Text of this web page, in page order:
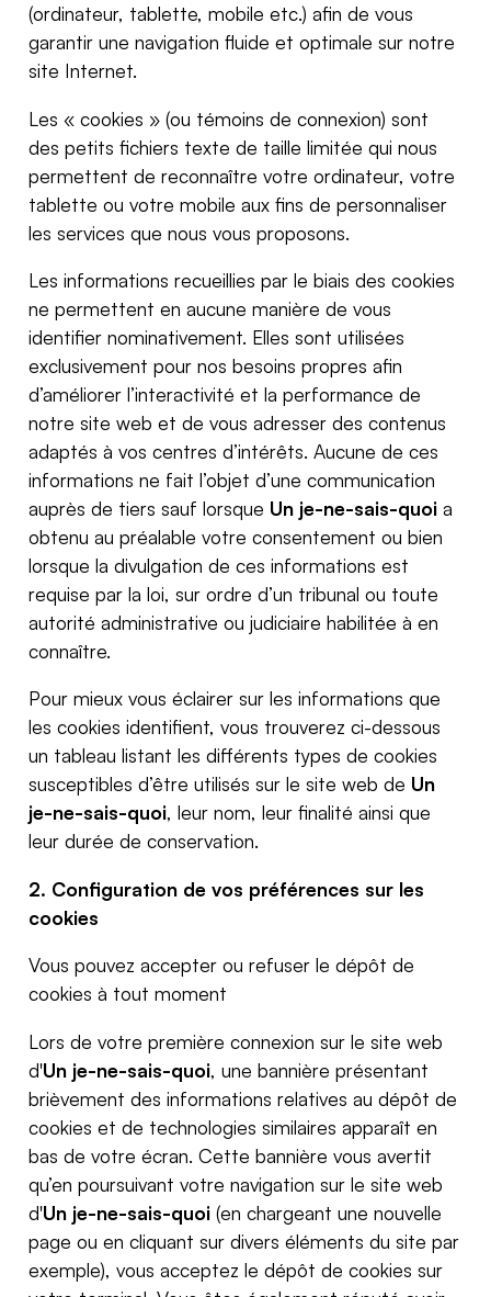
(ordinateur, tablette, mobile etc.) afin de vous
garantir une navigation fluide et optimale sur notre
site Internet.
Les « cookies » (ou témoins de connexion) sont
des petits fichiers texte de taille limitée qui nous
permettent de reconnaître votre ordinateur, votre
tablette ou votre mobile aux fins de personnaliser
les services que nous vous proposons.
Les informations recueillies par le biais des cookies
ne permettent en aucune manière de vous
identifier nominativement. Elles sont utilisées
exclusivement pour nos besoins propres afin
d’améliorer l’interactivité et la performance de
notre site web et de vous adresser des contenus
adaptés à vos centres d’intérêts. Aucune de ces
informations ne fait l’objet d’une communication
auprès de tiers sauf lorsque Un je-ne-sais-quoi a
obtenu au préalable votre consentement ou bien
lorsque la divulgation de ces informations est
requise par la loi, sur ordre d’un tribunal ou toute
autorité administrative ou judiciaire habilitée à en
connaître.
Pour mieux vous éclairer sur les informations que
les cookies identifient, vous trouverez ci-dessous
un tableau listant les différents types de cookies
susceptibles d’être utilisés sur le site web de Un
je-ne-sais-quoi, leur nom, leur finalité ainsi que
leur durée de conservation.
2. Configuration de vos préférences sur les
cookies
Vous pouvez accepter ou refuser le dépôt de
cookies à tout moment
Lors de votre première connexion sur le site web
d'Un je-ne-sais-quoi, une bannière présentant
brièvement des informations relatives au dépôt de
cookies et de technologies similaires apparaît en
bas de votre écran. Cette bannière vous avertit
qu’en poursuivant votre navigation sur le site web
d'Un je-ne-sais-quoi (en chargeant une nouvelle
page ou en cliquant sur divers éléments du site par
exemple), vous acceptez le dépôt de cookies sur